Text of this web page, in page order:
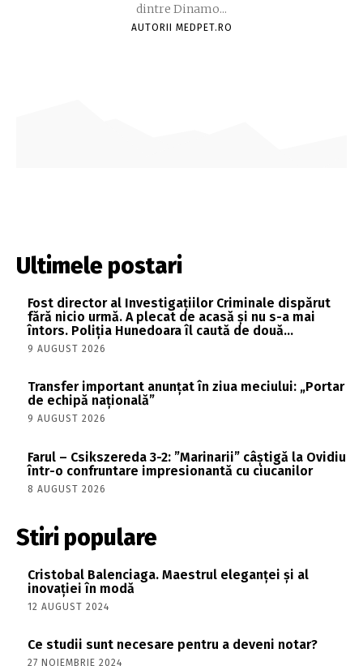
dintre Dinamo...
AUTORII MEDPET.RO
Ultimele postari
Fost director al Investigațiilor Criminale dispărut
fără nicio urmă. A plecat de acasă și nu s-a mai
întors. Poliția Hunedoara îl caută de două...
9 AUGUST 2026
Transfer important anunțat în ziua meciului: „Portar
de echipă națională”
9 AUGUST 2026
Farul – Csikszereda 3-2: ”Marinarii” câștigă la Ovidiu
într-o confruntare impresionantă cu ciucanilor
8 AUGUST 2026
Stiri populare
Cristobal Balenciaga. Maestrul eleganței și al
inovației în modă
12 AUGUST 2024
Ce studii sunt necesare pentru a deveni notar?
27 NOIEMBRIE 2024